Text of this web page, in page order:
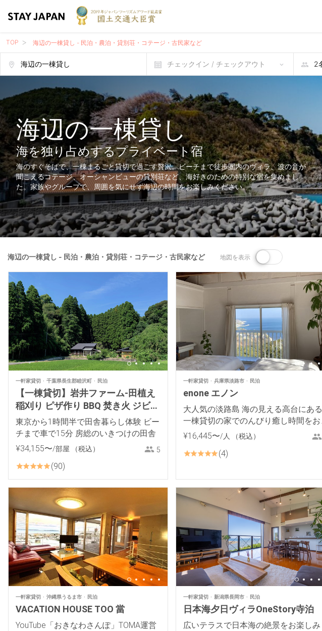
TOP 海辺の一棟貸し - 民泊・農泊・貸別荘・コテージ・古民家など
チェックイン / チェックアウト
海辺の一棟貸し
海を独り占めするプライベート宿
海のすぐそばで、一棟まるごと貸切で過ごす贅沢。ビーチまで徒歩圏内のヴィラ、波の音が
聞こえるコテージ、オーシャンビューの貸別荘など、海好きのための特別な宿を集めまし
た。家族やグループで、周囲を気にせず海辺の時間をお楽しみください。
海辺の一棟貸し - 民泊・農泊・貸別荘・コテージ・古民家など 地図を表示
一軒家貸切 千葉県長生郡睦沢町 民泊
【一棟貸切】岩井ファーム-田植え
稲刈り ピザ作り BBQ 焚き火 ジビエ
料理 薪ストーブ 餅つき里山体験
東京から1時間半で田舎暮らし体験 ビー
チまで車で15分 房総のいきつけの田舎
¥34,155〜/部屋 （税込） 5
90
一軒家貸切 兵庫県淡路市 民泊
enone エノン
大人気の淡路島 海の見える高台にある
一棟貸切の家でのんびり癒し時間をお
過ごしください
¥16,445〜/人 （税込）
4
一軒家貸切 沖縄県うるま市 民泊
VACATION HOUSE TOO 當
YouTube「おきなわさんぽ」TOMA運営
一軒家貸切 新潟県長岡市 民泊
日本海夕日ヴィラOneStory寺泊
広いテラスで日本海の絶景をお楽しみ